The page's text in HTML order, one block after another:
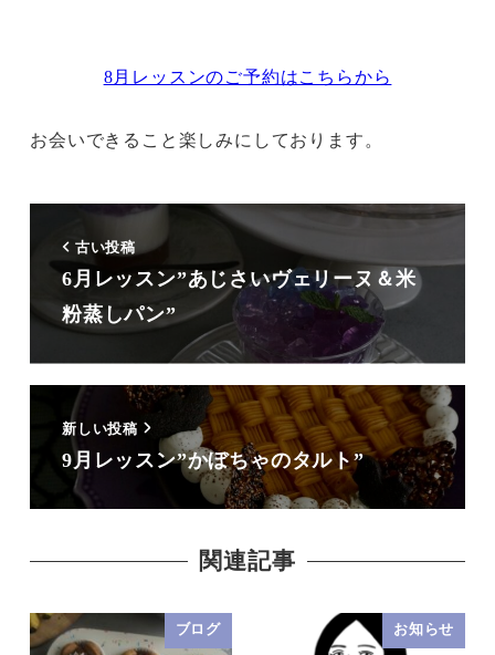
8月レッスンのご予約はこちらから
お会いできること楽しみにしております。
古い投稿
6月レッスン”あじさいヴェリーヌ＆米
粉蒸しパン”
新しい投稿
9月レッスン”かぼちゃのタルト”
関連記事
ブログ お知らせ